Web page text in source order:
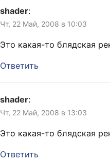
shader:
Чт, 22 Май, 2008 в 10:03
Это какая-то блядская
Ответить
shader:
Чт, 22 Май, 2008 в 13:03
Это какая-то блядская
Ответить